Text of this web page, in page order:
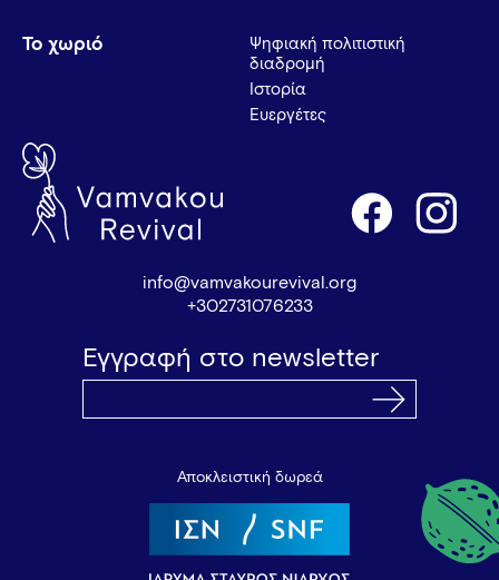
Το χωριό
Ψηφιακή πολιτιστική
διαδρομή
Ιστορία
Ευεργέτες
info@vamvakourevival.org
+302731076233
Εγγραφή στο newsletter
Αποκλειστική δωρεά